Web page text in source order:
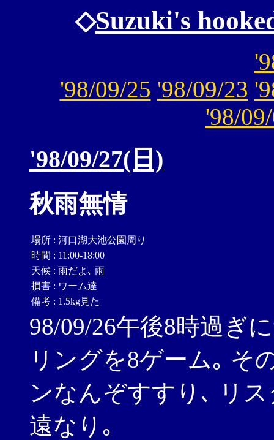
◇Suzuki's
'98/09/25 '98/09/23
'98/
'98/09/27(日)
秋雨無情
場所 : 河口湖大池公園周り
時間 : 11:00-18:00
天候 : 雨だよ､ 雨
損害 : ワーム達
備考 : 1.5kg見た
98/09/26午後8時過ぎ
リングを8ゲーム｡ そ
ンなんぞすすり､ リ
遠なり｡